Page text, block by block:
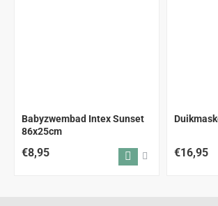
Babyzwembad Intex Sunset
86x25cm
€8,95 €16,95